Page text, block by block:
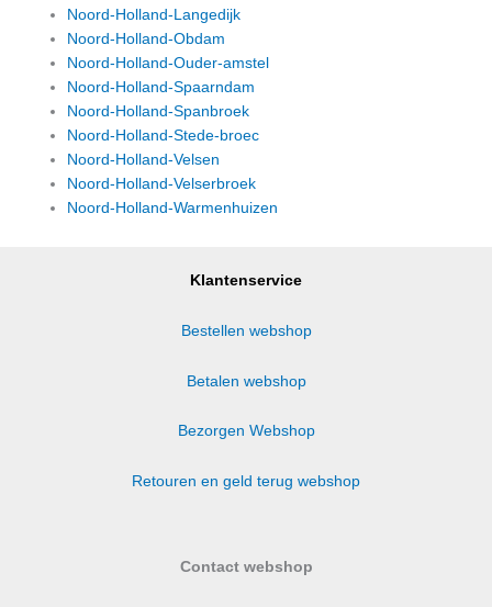
Noord-Holland-Langedijk
Noord-Holland-Obdam
Noord-Holland-Ouder-amstel
Noord-Holland-Spaarndam
Noord-Holland-Spanbroek
Noord-Holland-Stede-broec
Noord-Holland-Velsen
Noord-Holland-Velserbroek
Noord-Holland-Warmenhuizen
Klantenservice
Bestellen webshop
Betalen webshop
Bezorgen Webshop
Retouren en geld terug webshop
Contact webshop